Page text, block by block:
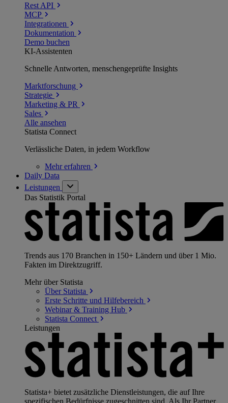
Rest API
MCP
Integrationen
Dokumentation
Demo buchen
KI-Assistenten
Schnelle Antworten, menschengeprüfte Insights
Marktforschung
Strategie
Marketing & PR
Sales
Alle ansehen
Statista Connect
Verlässliche Daten, in jedem Workflow
Mehrerfahren
Daily Data
Leistungen
Das Statistik Portal
Trends aus 170 Branchen in 150+ Ländern und über 1 Mio.
Fakten im Direktzugriff.
Mehr über Statista
Über Statista
Erste Schritte und Hilfebereich
Webinar & Training Hub
Statista Connect
Leistungen
Statista+ bietet zusätzliche Dienstleistungen, die auf Ihre
spezifischen Bedürfnisse zugeschnitten sind. Als Ihr Partner